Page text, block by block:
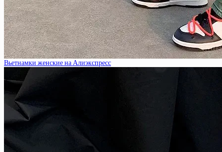
Вьетнамки женские на Алиэкспресс